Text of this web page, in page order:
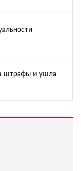
штрафы и ушла